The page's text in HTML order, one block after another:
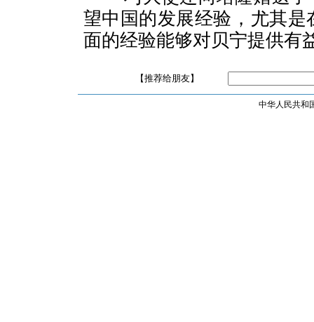
望中国的发展经验，尤其
面的经验能够对贝宁提供有
【推荐给朋友】
中华人民共和